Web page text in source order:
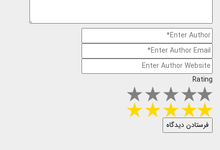
Rating